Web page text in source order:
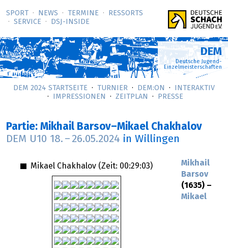
SPORT NEWS TERMINE
RESSORTS
SERVICE
DSJ-­INSIDE
DEM
Deutsche Jugend-
Einzelmeisterschaften
DEM 2024 STARTSEITE TURNIER DEM:ON
INTERAKTIV
IMPRESSIONEN
ZEITPLAN PRESSE
Partie: Mikhail Barsov–Mikael Chakhalov
DEM U10 18. – 26.05.2024 in Willingen
Mikael Chakhalov (Zeit: 00:29:03)
Mikhail
Barsov
(1635) –
Mikael